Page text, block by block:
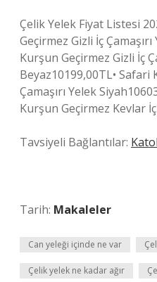
Çelik Yelek Fiyat Listesi
Geçirmez Gizli İç
Kurşun Geçirmez Gizli İç
Beyaz10199,00TL• Safari
Çamaşırı Yelek
Kurşun Geçirmez Kevlar İç
Tavsiyeli Bağlantılar:
Tarih: Makaleler
Can yeleği içinde ne var
Çelik yelek ne kadar ağır